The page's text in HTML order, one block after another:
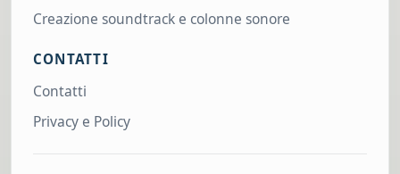
Creazione soundtrack e colonne sonore
CONTATTI
Contatti
Privacy e Policy